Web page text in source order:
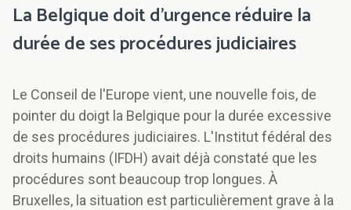
La Belgique doit d’urgence réduire la
durée de ses procédures judiciaires
Le Conseil de l'Europe vient, une nouvelle fois, de
pointer du doigt la Belgique pour la durée excessive
de ses procédures judiciaires. L'Institut fédéral des
droits humains (IFDH) avait déjà constaté que les
procédures sont beaucoup trop longues. À
Bruxelles, la situation est particulièrement grave à la